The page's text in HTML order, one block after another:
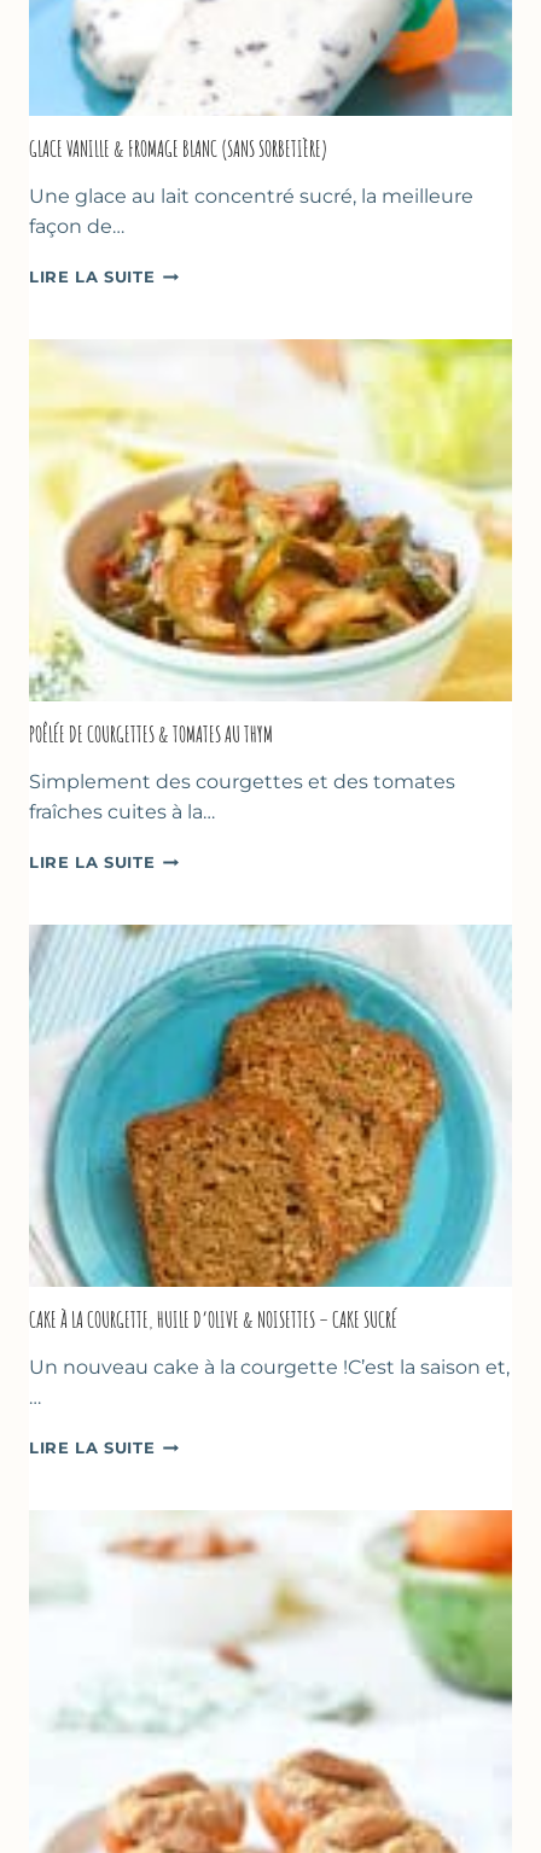
GLACE VANILLE & FROMAGE BLANC (SANS SORBETIÈRE)
Une glace au lait concentré sucré, la meilleure
façon de…
LIRE LA SUITE GLACE
POÊLÉE DE COURGETTES & TOMATES AU THYM
Simplement des courgettes et des tomates
fraîches cuites à la…
LIRE LA SUITE POÊLÉE
&
TOMATES
AU
THYM
CAKE À LA COURGETTE, HUILE D’OLIVE & NOISETTES – CAKE SUCRÉ
Un nouveau cake à la courgette !C’est la saison et,
…
LIRE LA SUITE CAKE
COURGETTE,
HUILE
D’OLIVE